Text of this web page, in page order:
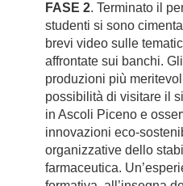
FASE 2. Terminato il
studenti si sono
brevi video sulle
affrontate sui banchi.
produzioni più
possibilità di visitare il
in Ascoli Piceno e
innovazioni eco-
organizzative dello
farmaceutica.